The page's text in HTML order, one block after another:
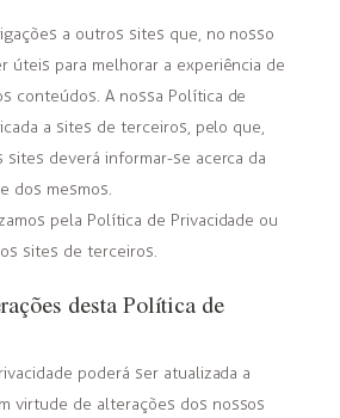
a outros sites que, no nosso
úteis para melhorar a experiência de
conteúdos. A nossa Política de
a sites de terceiros, pelo que,
sites deverá informar-se acerca da
dos mesmos.
pela Política de Privacidade ou
sites de terceiros.
desta Política de
poderá ser atualizada a
virtude de alterações dos nossos